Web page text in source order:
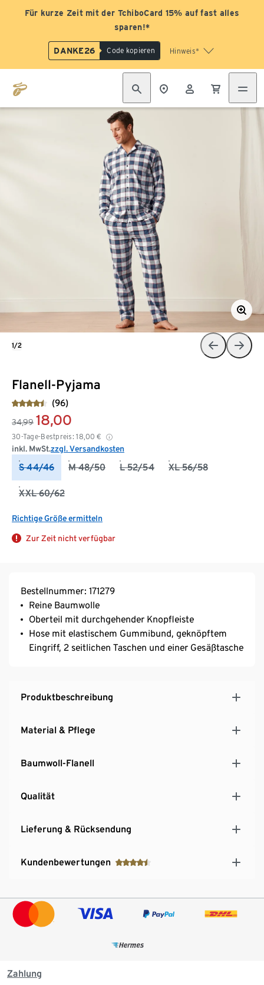
Für kurze Zeit mit der TchiboCard 15% auf fast alles
sparen!*
DANKE26 Code kopieren Hinweis*
Flanell-Pyjama
(96)
34,99 18,00
30-Tage-Bestpreis: 18,00 €
inkl. MwSt.zzgl. Versandkosten
S 44/46 M 48/50 L 52/54 XL 56/58
XXL 60/62
Richtige Größe ermitteln
Zur Zeit nicht verfügbar
1/2
Bestellnummer: 171279
Reine Baumwolle
Oberteil mit durchgehender Knopfleiste
Hose mit elastischem Gummibund, geknöpftem
Eingriff, 2 seitlichen Taschen und einer Gesäßtasche
Produktbeschreibung
Material & Pflege
Baumwoll-Flanell
Qualität
Lieferung & Rücksendung
Kundenbewertungen
Zahlung